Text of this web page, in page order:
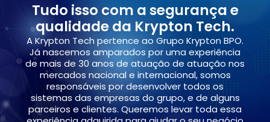
Tudo isso com a segurança e
qualidade da Krypton Tech.
A Krypton Tech pertence ao Grupo Krypton BPO.
Já nascemos amparados por uma experiência
de mais de 30 anos de atuação de atuação nos
mercados nacional e internacional, somos
responsáveis por desenvolver todos os
sistemas das empresas do grupo, e de alguns
parceiros e clientes. Queremos levar toda essa